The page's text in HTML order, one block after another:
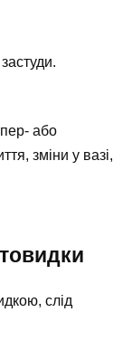
або
зміни у вазі,
слід